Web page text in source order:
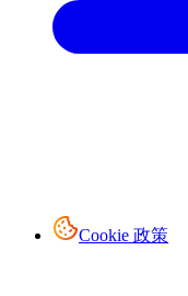
Cookie 政策